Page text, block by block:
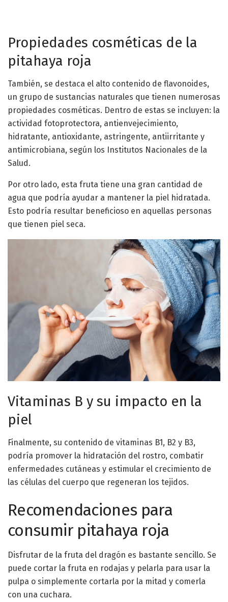
Propiedades cosméticas de la
pitahaya roja
También, se destaca el alto contenido de flavonoides,
un grupo de sustancias naturales que tienen numerosas
propiedades cosméticas. Dentro de estas se incluyen: la
actividad fotoprotectora, antienvejecimiento,
hidratante, antioxidante, astringente, antiirritante y
antimicrobiana, según los Institutos Nacionales de la
Salud.
Por otro lado, esta fruta tiene una gran cantidad de
agua que podría ayudar a mantener la piel hidratada.
Esto podría resultar beneficioso en aquellas personas
que tienen piel seca.
Vitaminas B y su impacto en la
piel
Finalmente, su contenido de vitaminas B1, B2 y B3,
podría promover la hidratación del rostro, combatir
enfermedades cutáneas y estimular el crecimiento de
las células del cuerpo que regeneran los tejidos.
Recomendaciones para
consumir pitahaya roja
Disfrutar de la fruta del dragón es bastante sencillo. Se
puede cortar la fruta en rodajas y pelarla para usar la
pulpa o simplemente cortarla por la mitad y comerla
con una cuchara.